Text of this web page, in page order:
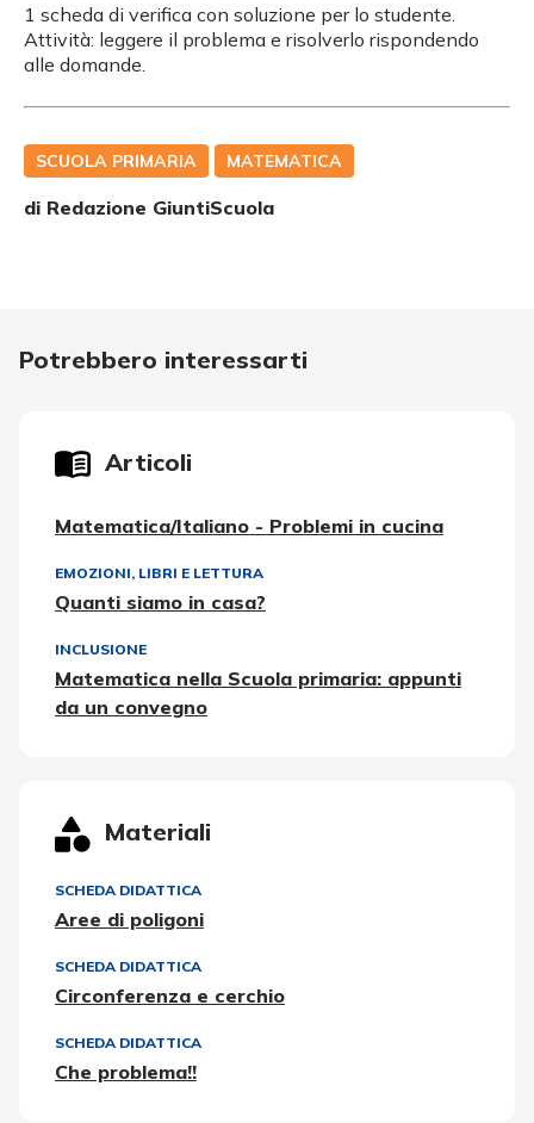
1 scheda di verifica con soluzione per lo studente.
Attività: leggere il problema e risolverlo rispondendo
alle domande.
SCUOLA PRIMARIA MATEMATICA
di Redazione GiuntiScuola
Potrebbero interessarti
Articoli
Matematica/Italiano - Problemi in cucina
EMOZIONI, LIBRI E LETTURA
Quanti siamo in casa?
INCLUSIONE
Matematica nella Scuola primaria: appunti
da un convegno
Materiali
SCHEDA DIDATTICA
Aree di poligoni
SCHEDA DIDATTICA
Circonferenza e cerchio
SCHEDA DIDATTICA
Che problema!!